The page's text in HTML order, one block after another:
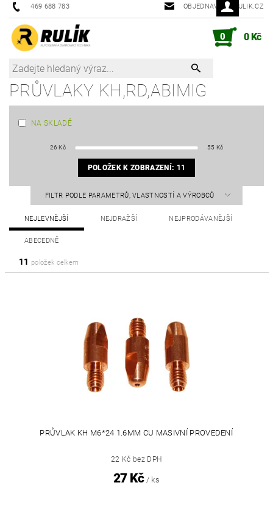
469 688 783 OBJEDNAVKY@RULIK.CZ
0 0 Kč
PRŮVLAKY KH,RD,ABIMIG
NA SKLADĚ
26 Kč 55 Kč
POLOŽEK K ZOBRAZENÍ: 11
FILTR PODLE PARAMETRŮ, VLASTNOSTÍ A VÝROBCŮ
NEJLEVNĚJŠÍ NEJDRAŽŠÍ NEJPRODÁVANĚJŠÍ
ABECEDNĚ
11 položek celkem
PRŮVLAK KH M6*24 1.6MM CU MASIVNÍ PROVEDENÍ
22 Kč bez DPH
27 Kč / ks